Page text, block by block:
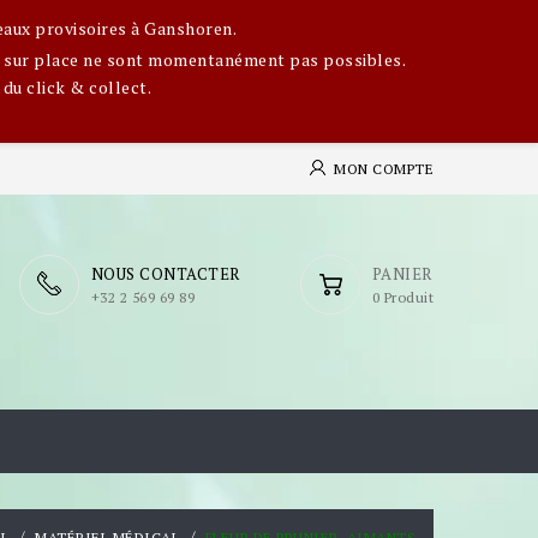
provisoires à Ganshoren.
place ne sont momentanément pas possibles.
du click & collect.
MON COMPTE
PANIER
0 Produit
NOUS CONTACTER
​+32 2 569 69 89